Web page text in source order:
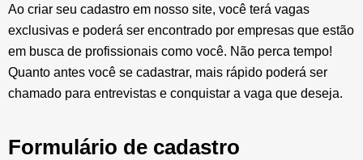
Ao criar seu cadastro em nosso site, você terá vagas
exclusivas e poderá ser encontrado por empresas que estão
em busca de profissionais como você. Não perca tempo!
Quanto antes você se cadastrar, mais rápido poderá ser
chamado para entrevistas e conquistar a vaga que deseja.
Formulário de cadastro